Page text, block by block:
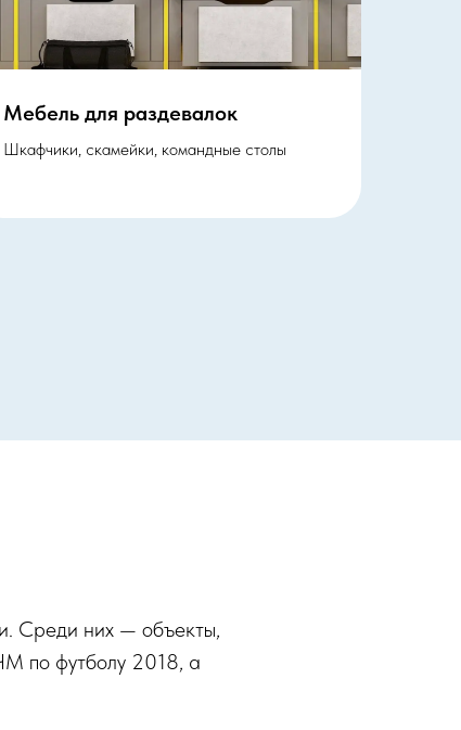
Мебель для раздевалок
Шкафчики, скамейки, командные столы
Среди них — объекты,
по футболу 2018, а